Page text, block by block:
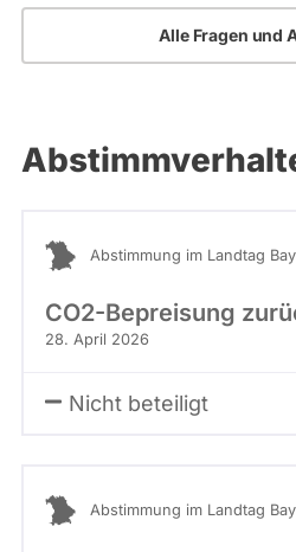
Alle Fragen und
Abstimmung im Landtag
CO2-Bepreisung
28. April 2026
Nicht beteiligt
Abstimmung im Landtag